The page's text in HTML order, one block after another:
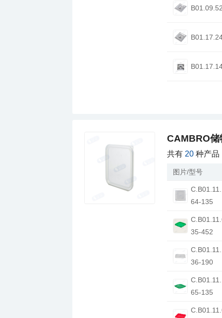
CAMBRO储
共有 20 种产品
图片/型号
64-135
35-452
36-190
65-135